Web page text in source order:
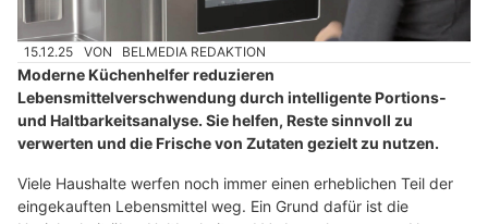
15.12.25 VON BELMEDIA REDAKTION
Moderne Küchenhelfer reduzieren
Lebensmittelverschwendung durch intelligente Portions‑
und Haltbarkeitsanalyse. Sie helfen, Reste sinnvoll zu
verwerten und die Frische von Zutaten gezielt zu nutzen.
Viele Haushalte werfen noch immer einen erheblichen Teil der
eingekauften Lebensmittel weg. Ein Grund dafür ist die